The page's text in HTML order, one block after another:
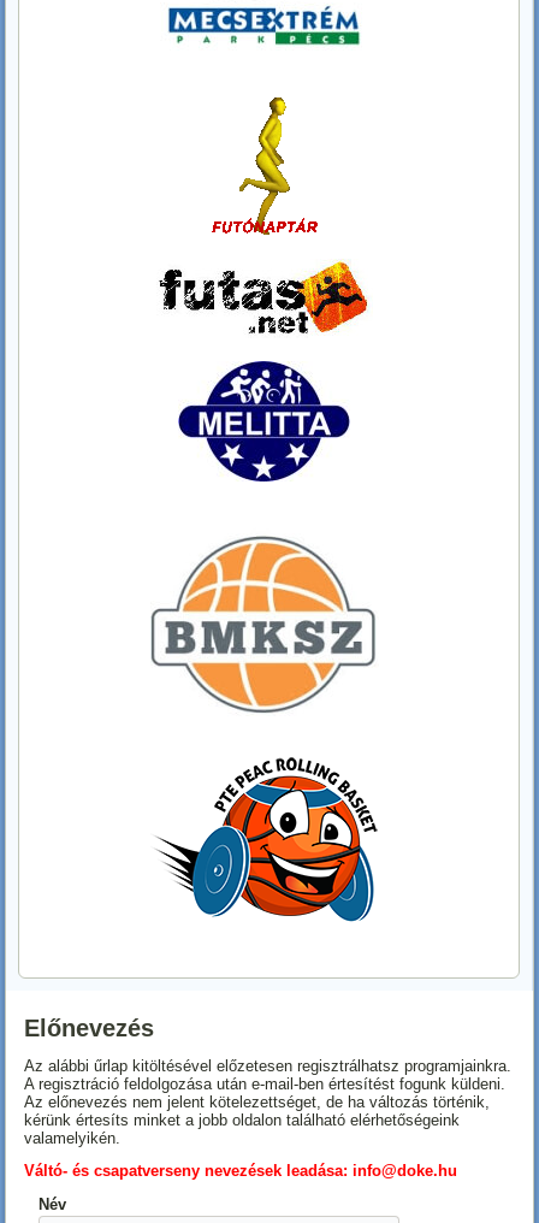
Előnevezés
Az alábbi űrlap kitöltésével előzetesen regisztrálhatsz programjainkra.
A regisztráció feldolgozása után e-mail-ben értesítést fogunk küldeni.
Az előnevezés nem jelent kötelezettséget, de ha változás történik,
kérünk értesíts minket a jobb oldalon található elérhetőségeink
valamelyikén.
Váltó- és csapatverseny nevezések leadása:info@doke.hu
Név